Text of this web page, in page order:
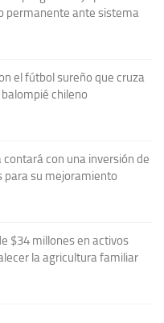
permanente ante sistema
el fútbol sureño que cruza
chileno
contará con una inversión de
para su mejoramiento
$34 millones en activos
la agricultura familiar